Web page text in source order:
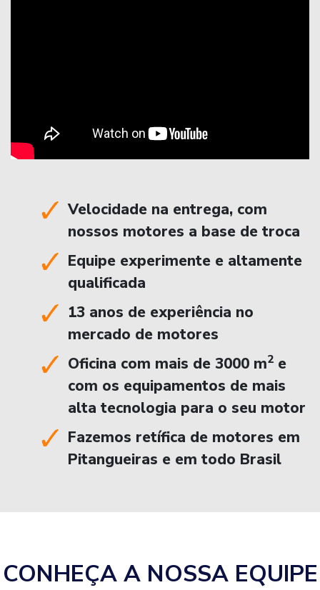
Velocidade na entrega, com
nossos motores a base de troca
Equipe experimente e altamente
qualificada
13 anos de experiência no
mercado de motores
Oficina com mais de 3000 m2 e
com os equipamentos de mais
alta tecnologia para o seu motor
Fazemos retífica de motores em
Pitangueiras e em todo Brasil
CONHEÇA A NOSSA EQUIPE